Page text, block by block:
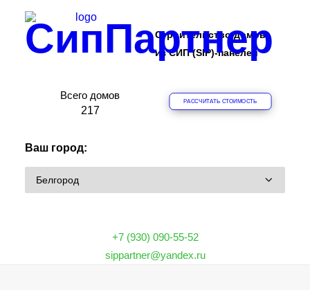
СипПартнер
О КОМПАНИИ
О ТЕХНОЛОГИИ
Строительство домов
из СИП (SIP)-панелей
Всего домов
217
РАССЧИТАТЬ СТОИМОСТЬ
Ваш город:
+7 (930) 090-55-52
sippartner@yandex.ru